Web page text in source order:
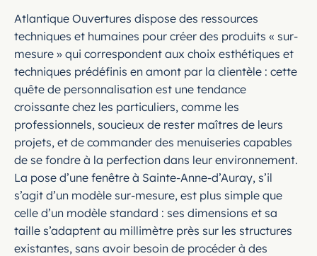
Atlantique Ouvertures dispose des ressources
techniques et humaines pour créer des produits « sur-
mesure » qui correspondent aux choix esthétiques et
techniques prédéfinis en amont par la clientèle : cette
quête de personnalisation est une tendance
croissante chez les particuliers, comme les
professionnels, soucieux de rester maîtres de leurs
projets, et de commander des menuiseries capables
de se fondre à la perfection dans leur environnement.
La pose d’une fenêtre à Sainte-Anne-d’Auray, s’il
s’agit d’un modèle sur-mesure, est plus simple que
celle d’un modèle standard : ses dimensions et sa
taille s’adaptent au millimètre près sur les structures
existantes, sans avoir besoin de procéder à des